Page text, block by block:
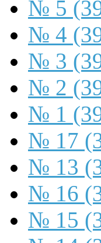
№ 5
№ 4
№ 3
№ 2
№ 1
№ 17
№ 13
№ 16
№ 15